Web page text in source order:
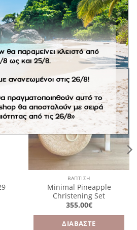
Πρόσθήκη
στην
λίστα
επιθυμιών
ΒΑΠΤΙΣΗ
Minimal Pineapple
Christening Set
355.00€
ΔΙΑΒΆΣΤΕ